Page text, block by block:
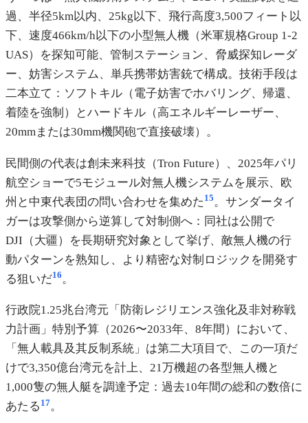
過、半径5km以内、25kg以下、飛行高度3,500フィート以
下、速度466km/h以下の小型無人機（米軍規格Group 1-2
UAS）を探知可能、管制ステーション、脅威探知レーダ
ー、妨害システム、単兵携帯妨害銃で構成。技術手段は
二本立て：ソフトキル（電子妨害でホバリング、帰還、
着陸を強制）とハードキル（高エネルギーレーザー、
20mmまたは30mm機関砲で直接破壊）。
民間側の代表は創未来科技（Tron Future）、2025年パリ
航空ショーで5モジュール対無人機システムを展示、欧
州と中東代表団の問い合わせを集めた 15。サンダータイ
ガーは攻撃側から逆算して対制側へ：同社は公開で
DJI（大疆）を長期研究対象として挙げ、敵無人機の行
動パターンを熟知し、より精密な対制ロジックを開発す
る狙いだ16。
行政院1.25兆台湾元「防衛レジリエンス強化及非対称戦
力計画」特別予算（2026〜2033年、8年間）において、
「無人載具及其反制系統」は第二大項目で、この一項だ
けで3,350億台湾元を計上、21万機超の各型無人機と
1,000隻の無人艇を調達予定：過去10年間の総和の数倍に
あたる 17。